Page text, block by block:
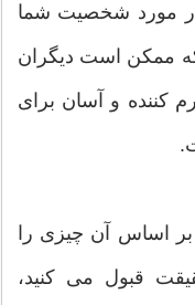
مورد شخصیت شما
که ممکن است دیگران
کننده و آسان برای
اساس آن چیزی را
قبول می کنید،